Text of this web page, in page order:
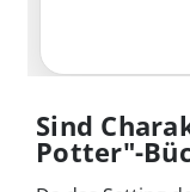
Sind
Potter"-